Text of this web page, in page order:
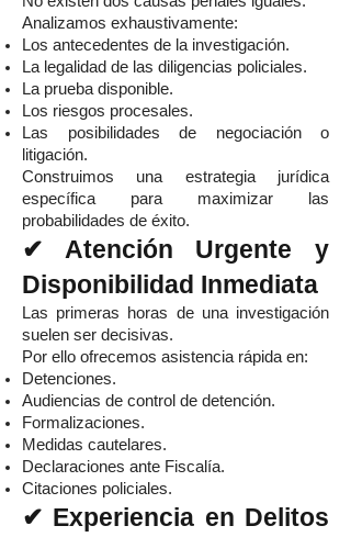
Analizamos exhaustivamente:
Los antecedentes de la investigación.
La legalidad de las diligencias policiales.
La prueba disponible.
Los riesgos procesales.
Las posibilidades de negociación o
litigación.
Construimos una estrategia jurídica
específica para maximizar las
probabilidades de éxito.
✔ Atención Urgente y
Disponibilidad Inmediata
Las primeras horas de una investigación
suelen ser decisivas.
Por ello ofrecemos asistencia rápida en:
Detenciones.
Audiencias de control de detención.
Formalizaciones.
Medidas cautelares.
Declaraciones ante Fiscalía.
Citaciones policiales.
✔ Experiencia en Delitos